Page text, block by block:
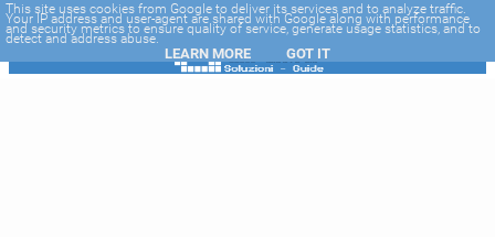
-->
This site uses cookies from Google to deliver its services and to analyze traffic.
Your IP address and user-agent are shared with Google along with performance
and security metrics to ensure quality of service, generate usage statistics, and to
detect and address abuse.
LEARN MORE GOT IT